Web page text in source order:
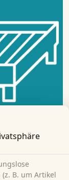
B. um Artikel